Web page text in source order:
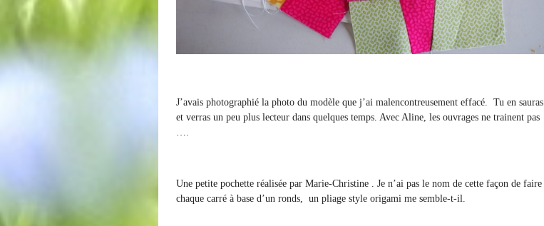
J’avais photographié la photo du modèle que j’ai malencontreusement effacé. Tu en sauras
et verras un peu plus lecteur dans quelques temps. Avec Aline, les ouvrages ne trainent pas
Une petite pochette réalisée par Marie-Christine . Je n’ai pas le nom de cette façon de faire
chaque carré à base d’un ronds, un pliage style origami me semble-t-il.